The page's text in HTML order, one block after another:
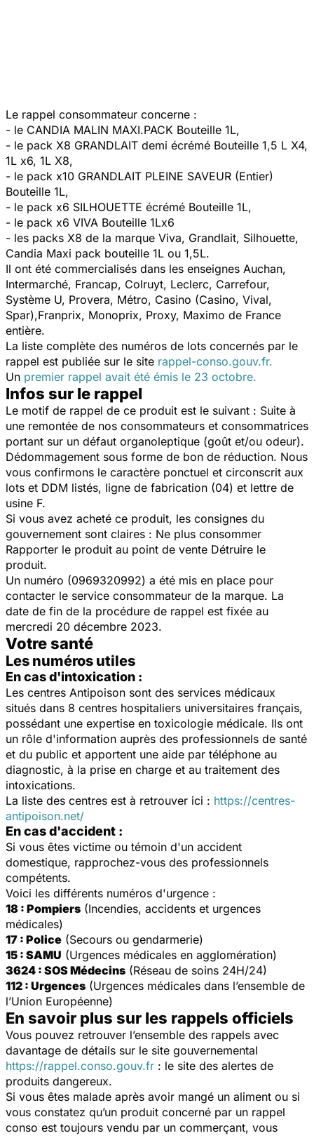
Le rappel consommateur concerne :
- le CANDIA MALIN MAXI.PACK Bouteille 1L,
- le pack X8 GRANDLAIT demi écrémé Bouteille 1,5 L X4,
1L x6, 1L X8,
- le pack x10 GRANDLAIT PLEINE SAVEUR (Entier)
Bouteille 1L,
- le pack x6 SILHOUETTE écrémé Bouteille 1L,
- le pack x6 VIVA Bouteille 1Lx6
- les packs X8 de la marque Viva, Grandlait, Silhouette,
Candia Maxi pack bouteille 1L ou 1,5L.
Il ont été commercialisés dans les enseignes Auchan,
Intermarché, Francap, Colruyt, Leclerc, Carrefour,
Système U, Provera, Métro, Casino (Casino, Vival,
Spar),Franprix, Monoprix, Proxy, Maximo de France
entière.
La liste complète des numéros de lots concernés par le
rappel est publiée sur le site rappel-conso.gouv.fr.
Un premier rappel avait été émis le 23 octobre.
Infos sur le rappel
Le motif de rappel de ce produit est le suivant : Suite à
une remontée de nos consommateurs et consommatrices
portant sur un défaut organoleptique (goût et/ou odeur).
Dédommagement sous forme de bon de réduction. Nous
vous confirmons le caractère ponctuel et circonscrit aux
lots et DDM listés, ligne de fabrication (04) et lettre de
usine F.
Si vous avez acheté ce produit, les consignes du
gouvernement sont claires : Ne plus consommer
Rapporter le produit au point de vente Détruire le
produit.
Un numéro (0969320992) a été mis en place pour
contacter le service consommateur de la marque. La
date de fin de la procédure de rappel est fixée au
mercredi 20 décembre 2023.
Votre santé
Les numéros utiles
En cas d'intoxication :
Les centres Antipoison sont des services médicaux
situés dans 8 centres hospitaliers universitaires français,
possédant une expertise en toxicologie médicale. Ils ont
un rôle d'information auprès des professionnels de santé
et du public et apportent une aide par téléphone au
diagnostic, à la prise en charge et au traitement des
intoxications.
La liste des centres est à retrouver ici : https://centres-
antipoison.net/
En cas d'accident :
Si vous êtes victime ou témoin d'un accident
domestique, rapprochez-vous des professionnels
compétents.
Voici les différents numéros d'urgence :
18 : Pompiers (Incendies, accidents et urgences
médicales)
17 : Police (Secours ou gendarmerie)
15 : SAMU (Urgences médicales en agglomération)
3624 : SOS Médecins (Réseau de soins 24H/24)
112 : Urgences (Urgences médicales dans l’ensemble de
l’Union Européenne)
En savoir plus sur les rappels officiels
Vous pouvez retrouver l’ensemble des rappels avec
davantage de détails sur le site gouvernemental
https://rappel.conso.gouv.fr : le site des alertes de
produits dangereux.
Si vous êtes malade après avoir mangé un aliment ou si
vous constatez qu’un produit concerné par un rappel
conso est toujours vendu par un commerçant, vous